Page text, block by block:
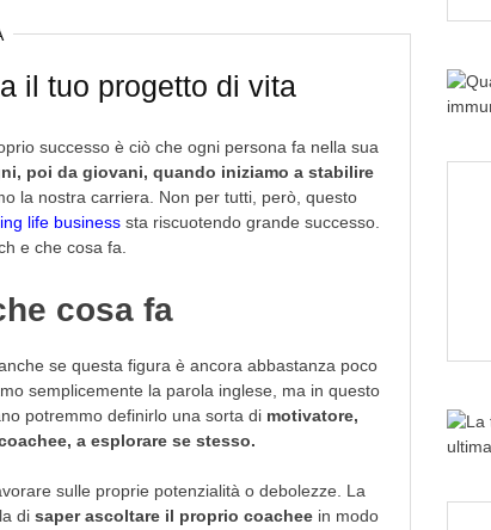
il tuo progetto di vita
successo è ciò che ogni persona fa nella sua
poi da giovani, quando iniziamo a stabilire
la nostra carriera. Non per tutti, però, questo
life business sta riscuotendo grande successo.
e che cosa fa.
cosa fa
se questa figura è ancora abbastanza poco
semplicemente la parola inglese, ma in questo
potremmo definirlo una sorta di motivatore,
a esplorare se stesso.
sulle proprie potenzialità o debolezze. La
di saper ascoltare il proprio coachee in modo